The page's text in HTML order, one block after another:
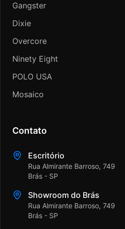
Gangster
Dixie
Overcore
Ninety Eight
POLO USA
Mosaico
Contato
Escritório
Rua Almirante Barroso, 749
Brás - SP
Showroom do Brás
Rua Almirante Barroso, 749
Brás - SP